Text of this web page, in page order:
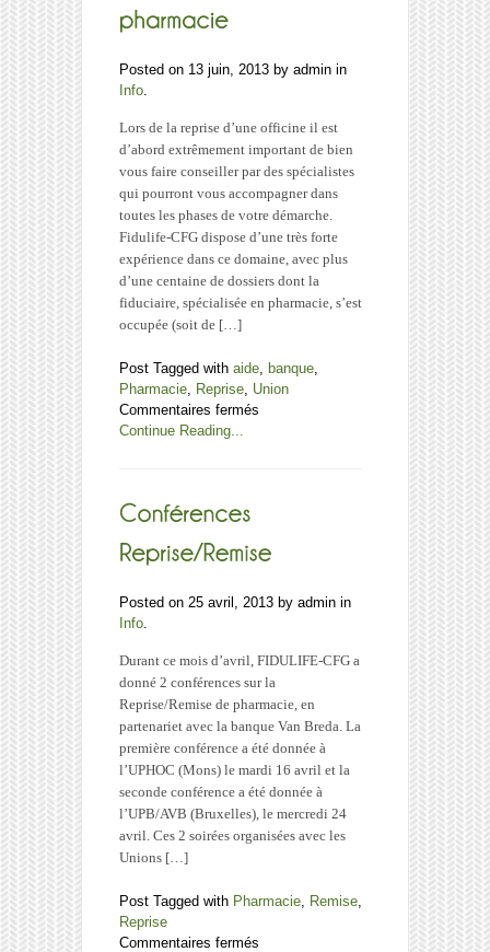
Posted on 13 juin, 2013 by admin in
Info.
Lors de la reprise d’une officine il est
d’abord extrêmement important de bien
vous faire conseiller par des spécialistes
qui pourront vous accompagner dans
toutes les phases de votre démarche.
Fidulife-CFG dispose d’une très forte
expérience dans ce domaine, avec plus
d’une centaine de dossiers dont la
fiduciaire, spécialisée en pharmacie, s’est
occupée (soit de […]
Post Tagged with aide, banque,
Pharmacie, Reprise, Union
Commentaires fermés
d’une
Continue Reading...
Posted on 25 avril, 2013 by admin in
Info.
Durant ce mois d’avril, FIDULIFE-CFG a
donné 2 conférences sur la
Reprise/Remise de pharmacie, en
partenariet avec la banque Van Breda. La
première conférence a été donnée à
l’UPHOC (Mons) le mardi 16 avril et la
seconde conférence a été donnée à
l’UPB/AVB (Bruxelles), le mercredi 24
avril. Ces 2 soirées organisées avec les
Unions […]
Post Tagged with Pharmacie, Remise,
Reprise
Commentaires fermés